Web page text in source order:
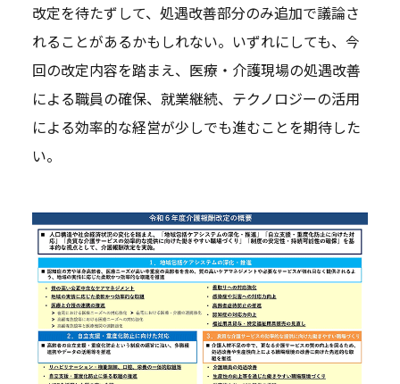
改定を待たずして、処遇改善部分のみ追加で議論さ
れることがあるかもしれない。いずれにしても、今
回の改定内容を踏まえ、医療・介護現場の処遇改善
による職員の確保、就業継続、テクノロジーの活用
による効率的な経営が少しでも進むことを期待した
い。